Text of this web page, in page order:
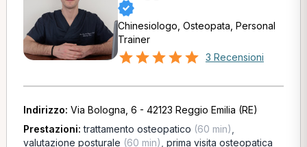
Chinesiologo, Osteopata, Personal
Trainer
3 Recensioni
Indirizzo: Via Bologna, 6 - 42123 Reggio Emilia (RE)
Prestazioni:trattamento osteopatico (60 min)
valutazione posturale (60 min) prima visita osteopatica